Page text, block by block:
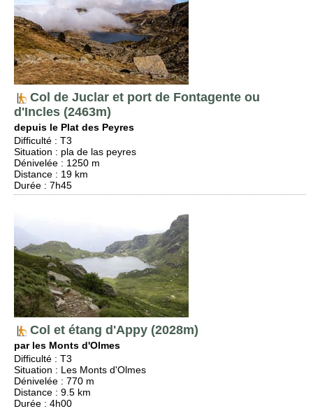
Col de Juclar et port de Fontagente ou
d'Incles (2463m)
depuis le Plat des Peyres
Difficulté : T3
Situation : pla de las peyres
Dénivelée : 1250 m
Distance : 19 km
Durée : 7h45
Col et étang d'Appy (2028m)
par les Monts d'Olmes
Difficulté : T3
Situation : Les Monts d'Olmes
Dénivelée : 770 m
Distance : 9.5 km
Durée : 4h00